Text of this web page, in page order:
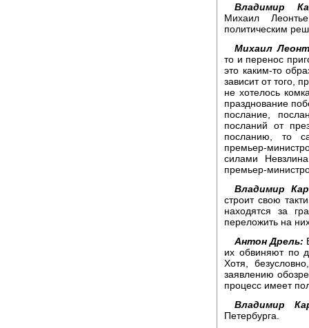
Владимир
Михаил
политическим
Михаил
то и перенос
это каким-то
зависит от того,
не хотелось
празднование
послание,
посланий от
посланию, то
премьер-
силами
премьер-
Владимир
строит свою
находятся за
переложить на
Антон Дрель:
их обвиняют по
Хотя,
заявлению
процесс имеет
Владимир
Петербурга.